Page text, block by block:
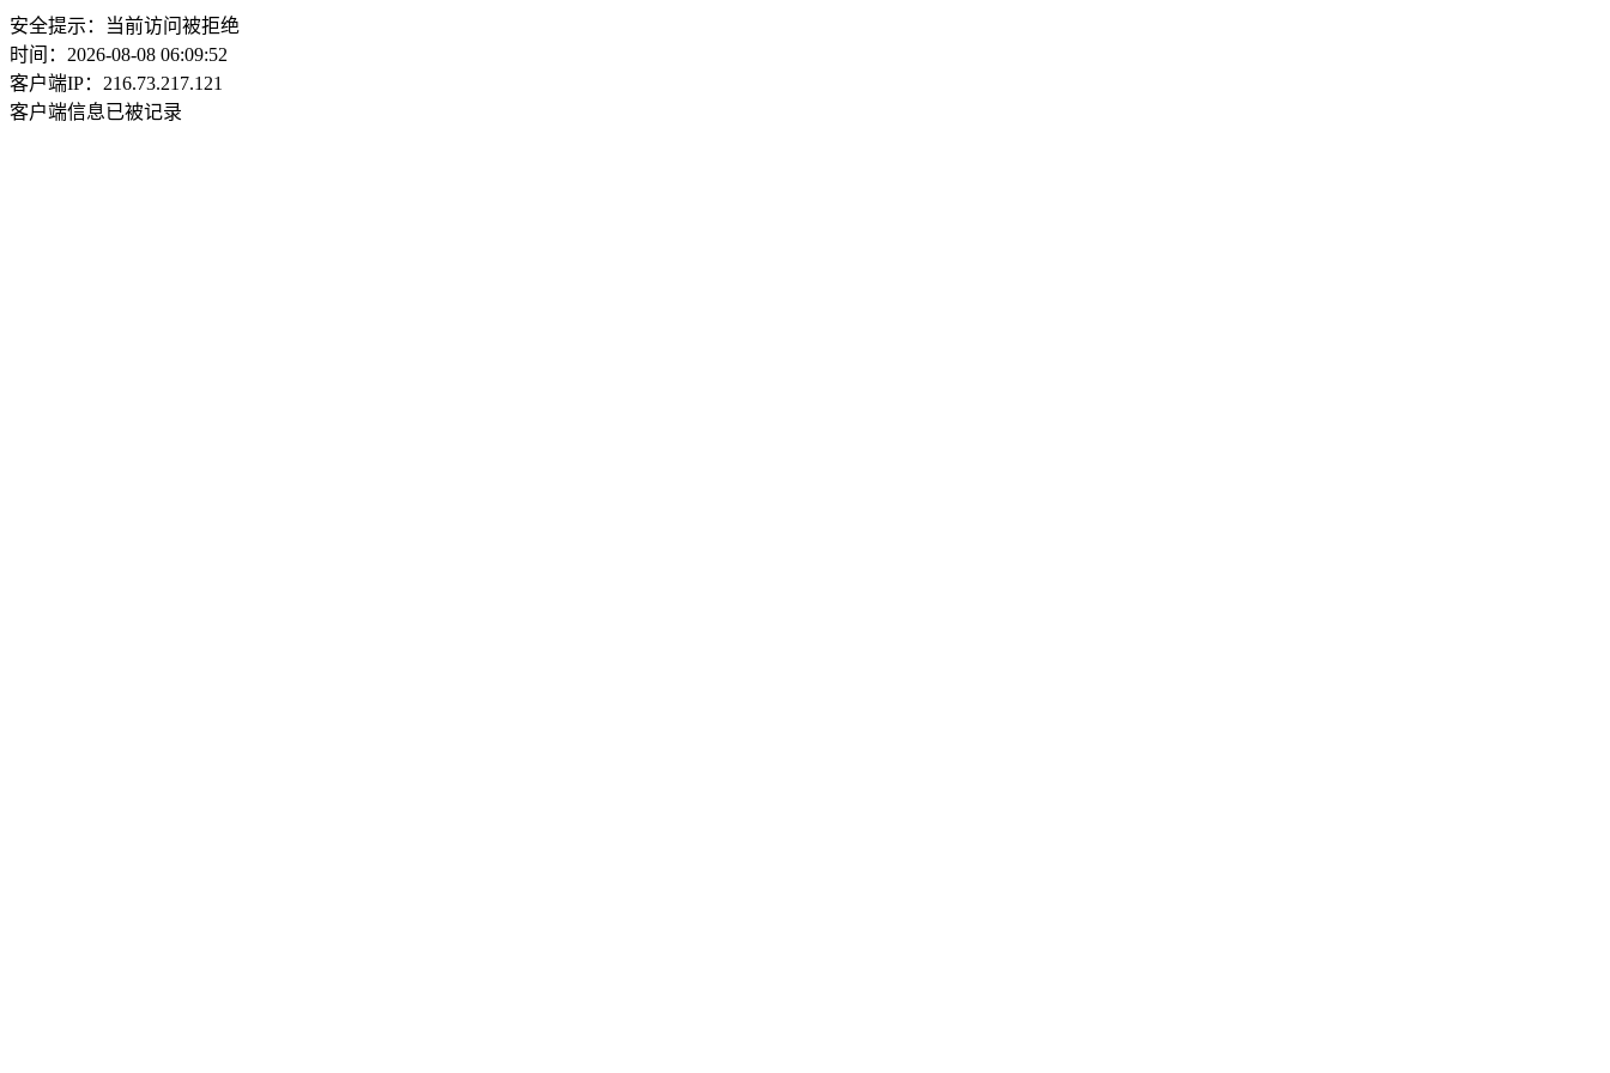
安全提示：当前访问被拒绝
时间：2026-08-08 06:09:52
客户端IP：216.73.217.121
客户端信息已被记录